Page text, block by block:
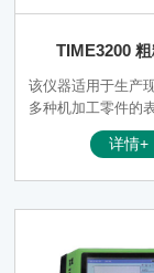
TIME3200
该仪器适用于生产
多种机加工零件的
根据选定的测量条
的参数，在液晶显
详情+